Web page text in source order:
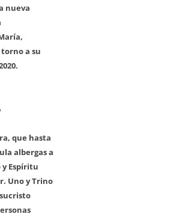
nueva
a su
que hasta
albergas a
y Espíritu
Uno y Trino